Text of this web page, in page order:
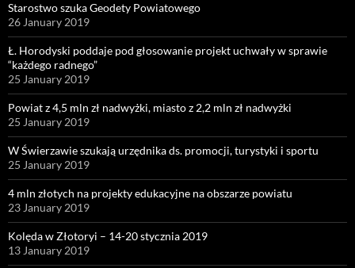
Starostwo szuka Geodety Powiatowego
26 January 2019
Ł. Horodyski poddaje pod głosowanie projekt uchwały w sprawie
“każdego radnego”
25 January 2019
Powiat z 4,5 mln zł nadwyżki, miasto z 2,2 mln zł nadwyżki
25 January 2019
W Świerzawie szukają urzędnika ds. promocji, turystyki i sportu
25 January 2019
4 mln złotych na projekty edukacyjne na obszarze powiatu
23 January 2019
Kolęda w Złotoryi – 14-20 stycznia 2019
13 January 2019